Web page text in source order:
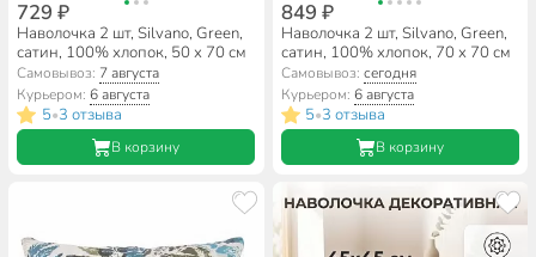
729 ₽
Наволочка 2 шт, Silvano, Green,
сатин, 100% хлопок, 50 х 70 см
Самовывоз: 7 августа
Курьером:6 августа
5•3 отзыва
В корзину
849 ₽
Наволочка 2 шт, Silvano, Green,
сатин, 100% хлопок, 70 х 70 см
Самовывоз: сегодня
Курьером: 6 августа
5•3 отзыва
В корзину